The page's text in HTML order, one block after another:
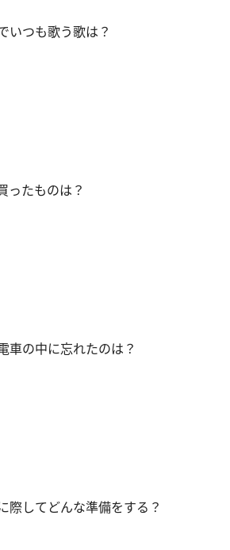
いつも歌う歌は？
ったものは？
車の中に忘れたのは？
際してどんな準備をする？